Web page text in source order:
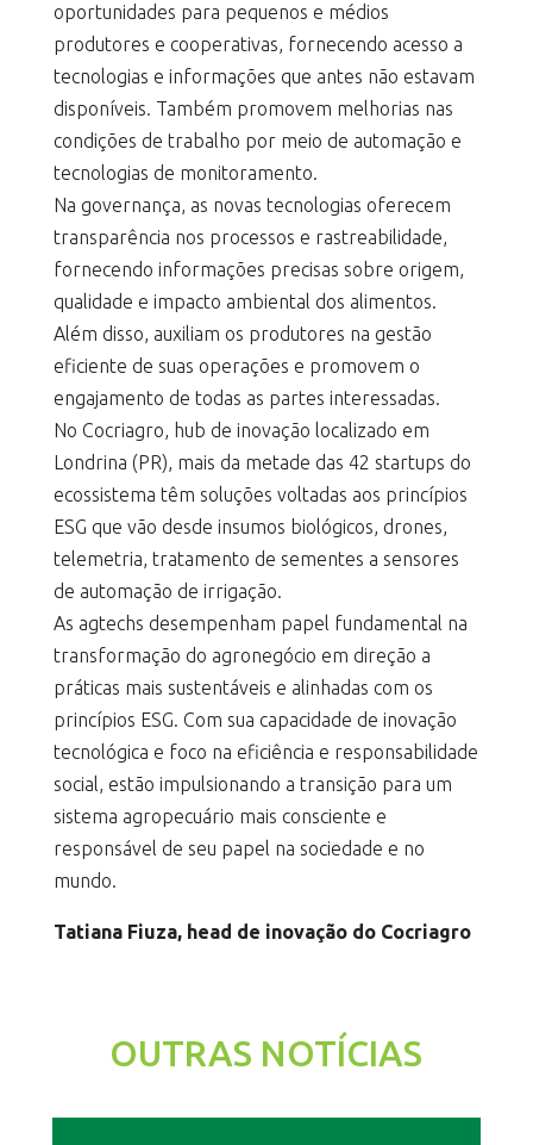
oportunidades para pequenos e médios
produtores e cooperativas, fornecendo acesso a
tecnologias e informações que antes não estavam
disponíveis. Também promovem melhorias nas
condições de trabalho por meio de automação e
tecnologias de monitoramento.
Na governança, as novas tecnologias oferecem
transparência nos processos e rastreabilidade,
fornecendo informações precisas sobre origem,
qualidade e impacto ambiental dos alimentos.
Além disso, auxiliam os produtores na gestão
eficiente de suas operações e promovem o
engajamento de todas as partes interessadas.
No Cocriagro, hub de inovação localizado em
Londrina (PR), mais da metade das 42 startups do
ecossistema têm soluções voltadas aos princípios
ESG que vão desde insumos biológicos, drones,
telemetria, tratamento de sementes a sensores
de automação de irrigação.
As agtechs desempenham papel fundamental na
transformação do agronegócio em direção a
práticas mais sustentáveis e alinhadas com os
princípios ESG. Com sua capacidade de inovação
tecnológica e foco na eficiência e responsabilidade
social, estão impulsionando a transição para um
sistema agropecuário mais consciente e
responsável de seu papel na sociedade e no
mundo.
Tatiana Fiuza, head de inovação do Cocriagro
OUTRAS NOTÍCIAS